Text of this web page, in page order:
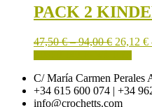
PACK 2
47,50€ –94,00€
47,50 €
94,00 €
26,12 €
C/ María Carmen Perales
+34 615 600 074 | +34
info@crochetts.com